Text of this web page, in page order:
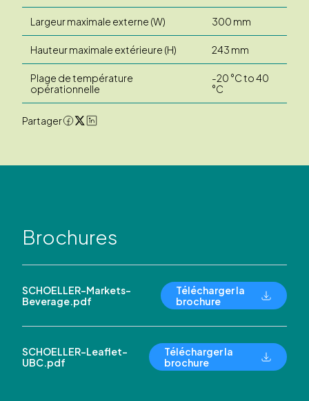
Largeur maximale externe (W) 300 mm
Hauteur maximale extérieure (H) 243 mm
Plage de température
opérationnelle
-20 °C to 40
°C
Partager
Brochures
SCHOELLER-Markets-
Beverage.pdf
Télécharger la
brochure
SCHOELLER-Leaflet-
UBC.pdf
Télécharger la
brochure